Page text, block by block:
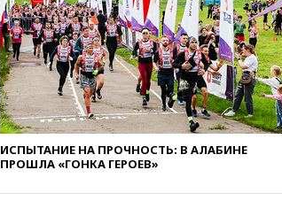
вчера, 22:15 Три человека
получили ножевые ранения
при нападении в Чехии
вчера, 22:00Путин поручил
выделить средства на новые
РЛС для Белгородской
области
вчера, 21:56The Atlantic: Маск
отказал Украине в
ИСПЫТАНИЕ НА ПРОЧНОСТЬ: В АЛАБИНЕ
ПРОШЛА «ГОНКА ГЕРОЕВ»